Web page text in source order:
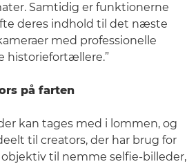
Samtidig er funktionerne
deres indhold til det næste
med professionelle
historiefortællere.”
på farten
kan tages med i lommen, og
til creators, der har brug for
til nemme selfie-billeder,